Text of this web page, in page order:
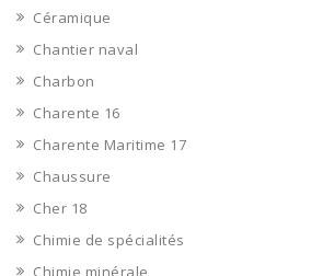
Céramique
Chantier naval
Charbon
Charente 16
Charente Maritime 17
Chaussure
Cher 18
Chimie de spécialités
Chimie minérale